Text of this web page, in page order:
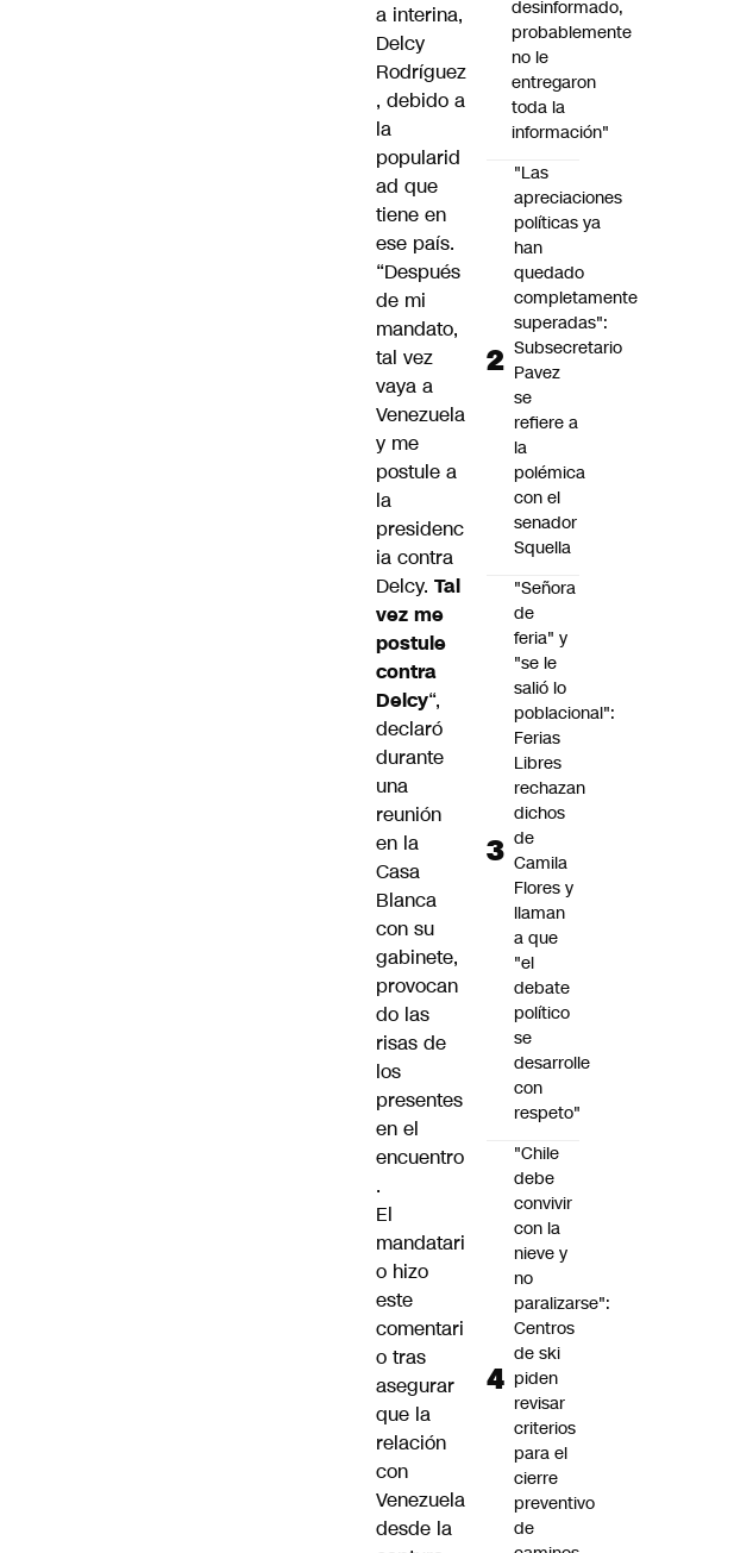
a interina,
Delcy
Rodríguez
, debido a
la
popularid
ad que
tiene en
ese país.
“Después
de mi
mandato,
tal vez
vaya a
Venezuela
y me
postule a
la
presidenc
ia contra
Delcy. Tal
vez me
postule
contra
Delcy“,
declaró
durante
una
reunión
en la
Casa
Blanca
con su
gabinete,
provocan
do las
risas de
los
presentes
en el
encuentro
.
El
mandatari
o hizo
este
comentari
o tras
asegurar
que la
relación
con
Venezuela
desde la
desinformado,
probablemente
no le
entregaron
toda la
información"
"Las
apreciaciones
políticas ya
han
quedado
completamente
superadas":
Subsecretario
Pavez
se
refiere a
la
polémica
con el
senador
Squella
"Señora
de
feria" y
"se le
salió lo
poblacional":
Ferias
Libres
rechazan
dichos
de
Camila
Flores y
llaman
a que
"el
debate
político
se
desarrolle
con
respeto"
"Chile
debe
convivir
con la
nieve y
no
paralizarse":
Centros
de ski
piden
revisar
criterios
para el
cierre
preventivo
de